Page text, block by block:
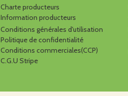
Charte producteurs
Information producteurs
Conditions générales d'utilisation
Politique de confidentialité
Conditions commerciales(CCP)
C.G.U Stripe